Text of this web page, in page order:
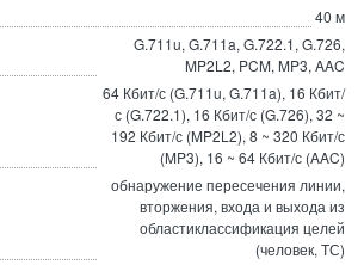
40 м
G.711u, G.711a, G.722.1, G.726,
MP2L2, PCM, MP3, AAC
64 Кбит/с (G.711u, G.711a), 16 Кбит/
с (G.722.1), 16 Кбит/с (G.726), 32 ~
192 Кбит/с (MP2L2), 8 ~ 320 Кбит/с
(MP3), 16 ~ 64 Кбит/с (AAC)
обнаружение пересечения линии,
вторжения, входа и выхода из
областиклассификация целей
(человек, ТС)